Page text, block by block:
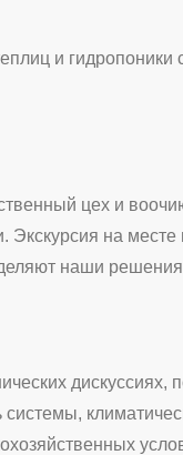
и гидропоники
цех и
на
наши решения